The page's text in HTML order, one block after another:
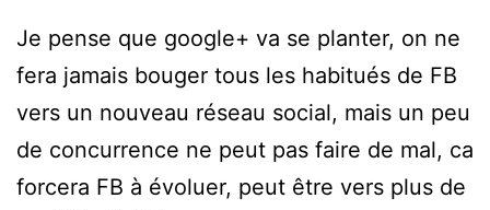
Je pense que google+ va se planter, on ne
fera jamais bouger tous les habitués de FB
vers un nouveau réseau social, mais un peu
de concurrence ne peut pas faire de mal, ca
forcera FB à évoluer, peut être vers plus de